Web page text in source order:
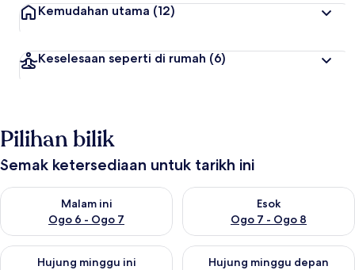
Kemudahan utama (12)
Keselesaan seperti di rumah (6)
Pilihan bilik
Semak ketersediaan untuk tarikh ini
Malam ini
Ogo 6 - Ogo 7
Semak ketersediaan untuk malam ini Ogo 6 - Ogo 7
Esok
Ogo 7 - Ogo 8
Semak ketersediaan untuk
Hujung minggu ini
Semak ketersediaan untuk hujung minggu ini Ogo 7 - Ogo 9
Hujung minggu depan
Semak ketersediaan untuk